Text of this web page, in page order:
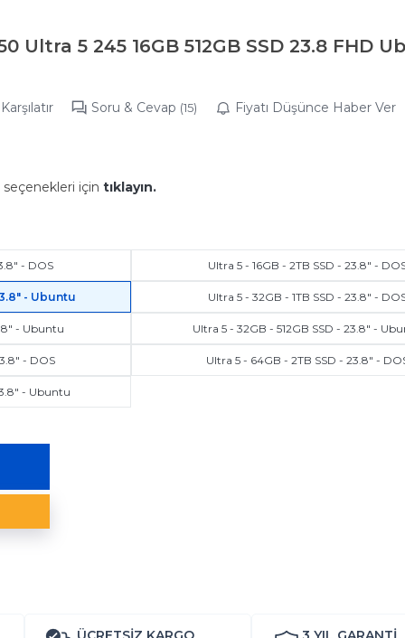
Ultra 5 245 16GB 512GB SSD 23.8 FHD
Karşılatır Soru & Cevap (15) Fiyatı Düşünce Haber Ver
için tıklayın.
- DOS Ultra 5 - 16GB - 2TB SSD - 23.8" -
- Ubuntu Ultra 5 - 32GB - 1TB SSD - 23.8" -
- Ubuntu Ultra 5 - 32GB - 512GB SSD - 23.8" -
- DOS Ultra 5 - 64GB - 2TB SSD - 23.8" -
- Ubuntu